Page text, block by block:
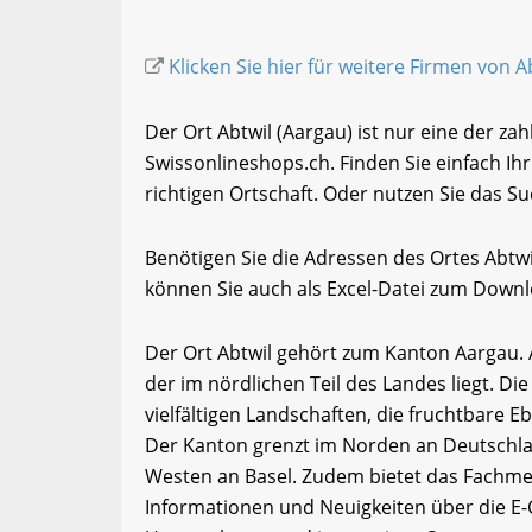
Klicken Sie hier für weitere Firmen von
Der Ort Abtwil (Aargau) ist nur eine der
Swissonlineshops.ch. Finden Sie einfach
richtigen Ortschaft. Oder nutzen Sie das
Benötigen Sie die Adressen des Ortes
können Sie auch als Excel-Datei zum
Der Ort Abtwil gehört zum Kanton
der im nördlichen Teil des Landes liegt.
vielfältigen Landschaften, die fruchtbare
Der Kanton grenzt im Norden an
Westen an Basel. Zudem bietet das
Informationen und Neuigkeiten über die